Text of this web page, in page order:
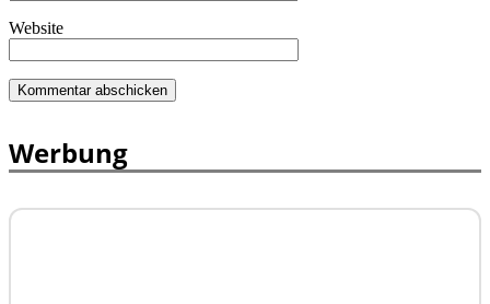
Website
Werbung